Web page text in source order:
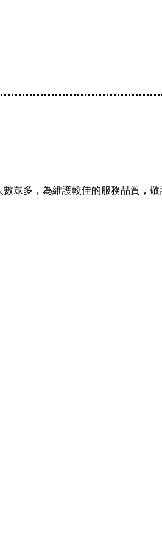
眾多，為維護較佳的服務品質，